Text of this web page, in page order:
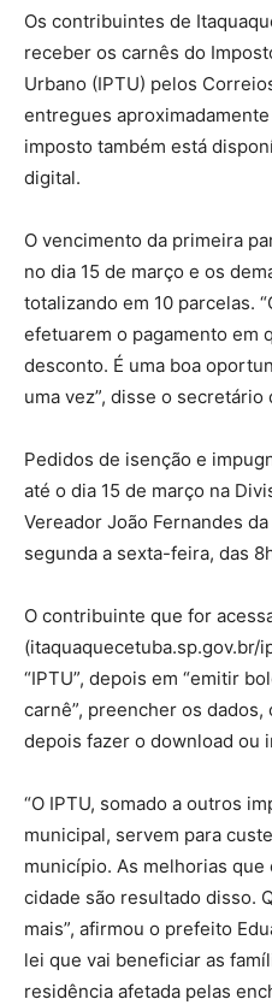
Os contribuintes de
receber os carnês do
Urbano (IPTU) pelos
entregues
imposto também está
digital.
O vencimento da primeira
no dia 15 de março e os
totalizando em 10 parcelas.
efetuarem o pagamento em
desconto. É uma boa
uma vez”, disse o
Pedidos de isenção e
até o dia 15 de março na
Vereador João Fernandes
segunda a sexta-feira, das
O contribuinte que for
(itaquaquecetuba.sp.gov.br/
“IPTU”, depois em “emitir
carnê”, preencher os dados,
depois fazer o download ou
“O IPTU, somado a outros
municipal, servem para
município. As melhorias
cidade são resultado disso.
mais”, afirmou o prefeito
lei que vai beneficiar as
residência afetada pelas